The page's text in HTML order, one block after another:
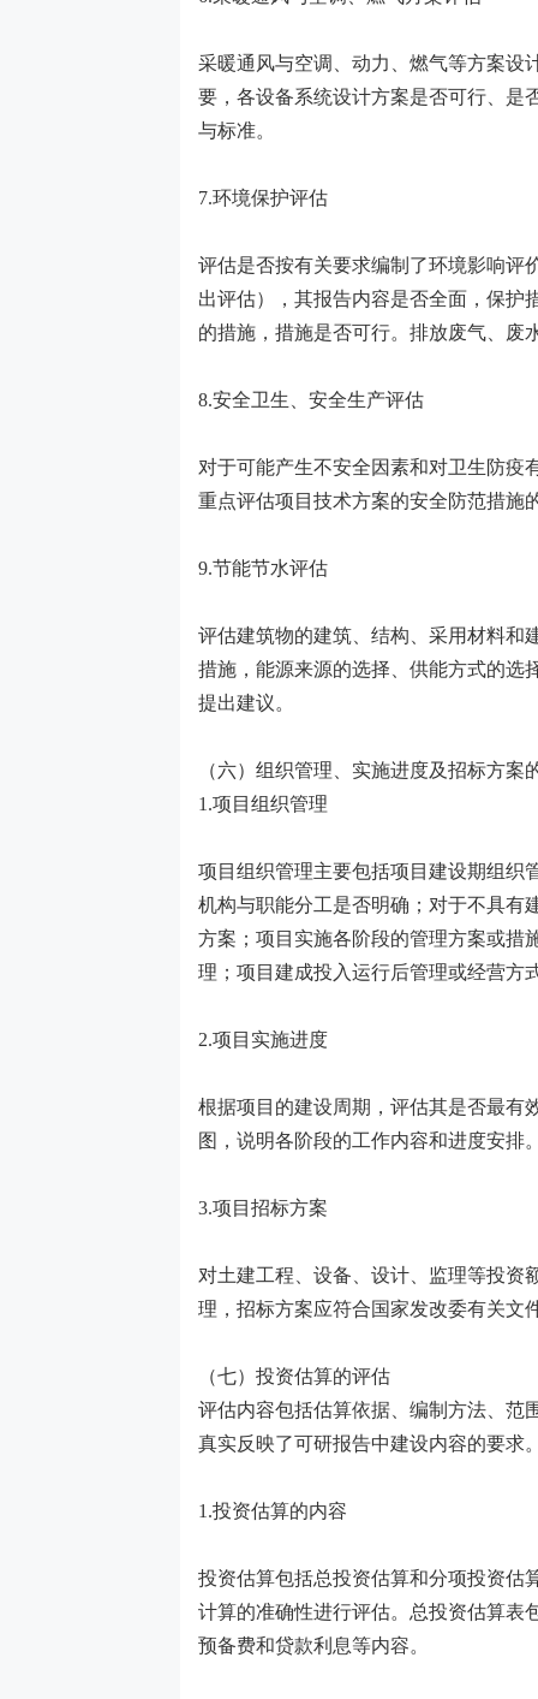
采暖通风与空调、动力、燃气等方案设
要，各设备系统设计方案是否可行、是
与标准。
7.环境保护评估
评估是否按有关要求编制了环境影响评
出评估），其报告内容是否全面，保护
的措施，措施是否可行。排放废气、废
8.安全卫生、安全生产评估
对于可能产生不安全因素和对卫生防疫
重点评估项目技术方案的安全防范措施
9.节能节水评估
评估建筑物的建筑、结构、采用材料和
措施，能源来源的选择、供能方式的选
提出建议。
（六）组织管理、实施进度及招标方案
1.项目组织管理
项目组织管理主要包括项目建设期组织
机构与职能分工是否明确；对于不具有
方案；项目实施各阶段的管理方案或措
理；项目建成投入运行后管理或经营方
2.项目实施进度
根据项目的建设周期，评估其是否最有
图，说明各阶段的工作内容和进度安排
3.项目招标方案
对土建工程、设备、设计、监理等投资
理，招标方案应符合国家发改委有关文
（七）投资估算的评估
评估内容包括估算依据、编制方法、范
真实反映了可研报告中建设内容的要求
1.投资估算的内容
投资估算包括总投资估算和分项投资估
计算的准确性进行评估。总投资估算表
预备费和贷款利息等内容。